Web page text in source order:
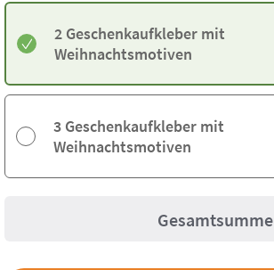
2 Geschenkaufkleber mit
Weihnachtsmotiven
3 Geschenkaufkleber mit
Weihnachtsmotiven
Gesamtsumme